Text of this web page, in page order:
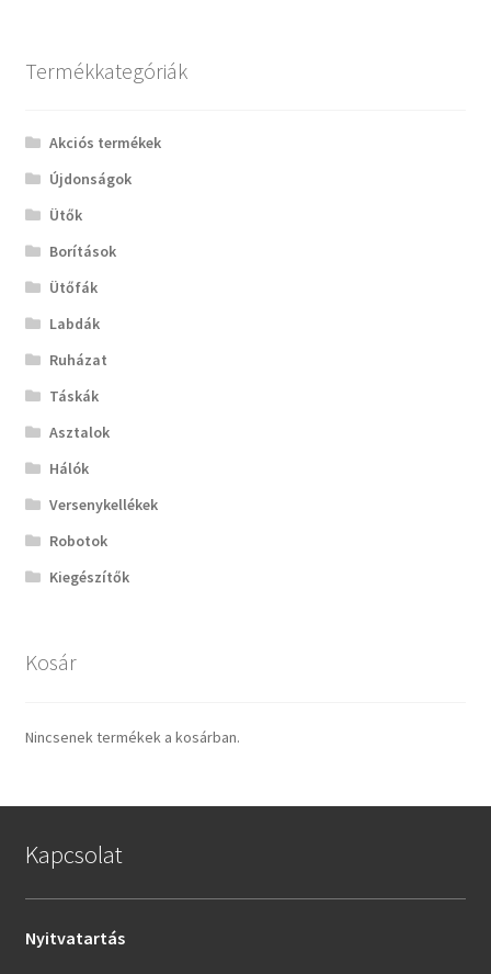
Termékkategóriák
Akciós termékek
Újdonságok
Ütők
Borítások
Ütőfák
Labdák
Ruházat
Táskák
Asztalok
Hálók
Versenykellékek
Robotok
Kiegészítők
Kosár
Nincsenek termékek a kosárban.
Kapcsolat
Nyitvatartás